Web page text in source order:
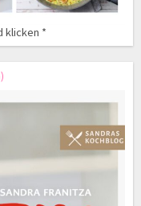
klicken *